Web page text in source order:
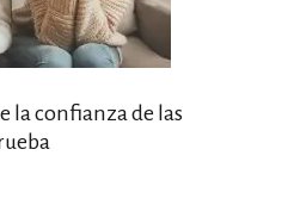
la confianza de las